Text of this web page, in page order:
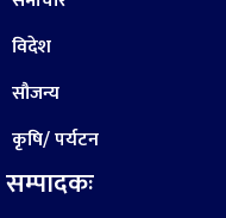
विदेश
सौजन्य
कृषि/ पर्यटन
सम्पादकः